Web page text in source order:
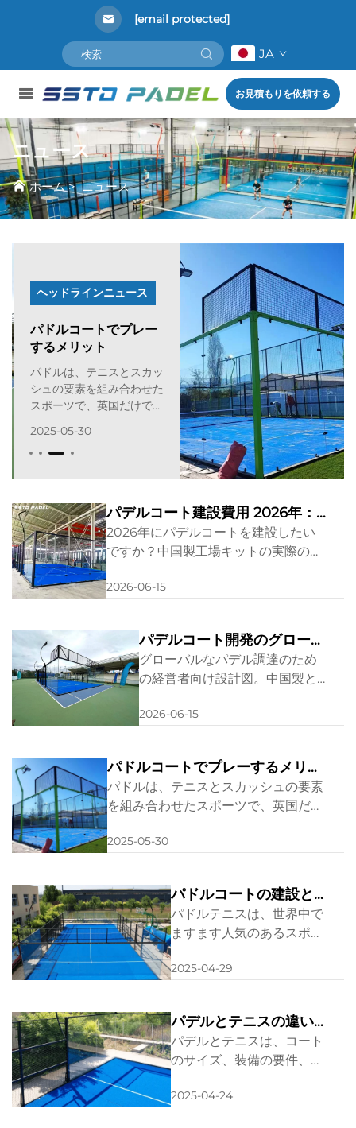
[email protected]
JA
お見積もりを依頼する
ニュース
ホーム>ニュース
ヘッドラインニュース
パドルコートでプレー
するメリット
パドルは、テニスとスカッ
シュの要素を組み合わせた
スポーツで、英国だけでな
まっています。すべての年
齢層の人々が、このスポー
ます。もしかすると、あな
たは「近くのパドルコー
ト」を探しているかもしれ
ません。
2025-05-30
パデルコート建設費用 2026年：
完全施工ガイド
2026年にパデルコートを建設したい
ですか？中国製工場キットの実際の費
費用（3万米ドル以上）を比較しまし
様をマスターし、ここでカスタマイズ
されたお見積りをご依頼ください！
2026-06-15
パデルコート開発のグローバ
ルガイド：建設前の許認可お
よびコンプライアンス
グローバルなパデル調達のため
の経営者向け設計図。中国製と
安全性仕様（12mmガラスおよ
サービスを活用して、カスタマ
イズされたお見積りをご取得く
ださい。
2026-06-15
パドルコートでプレーするメリッ
ト
パドルは、テニスとスカッシュの要素
を組み合わせたスポーツで、英国だけ
います。すべての年齢層の人々が、こ
多くの利点を発見しています。もしか
すると、あなたは「近くのパドルコー
ト」を探しているかもしれません。
2025-05-30
パドルコートの建設とメ
ンテナンス
パドルテニスは、世界中で
ますます人気のあるスポー
ラブにパドルコートを追加
ナンス方法を正しく理解す
ることが重要です - この簡
単なガイドがそのタスクに
2025-04-29
パデルとテニスの違いは
何ですか？
パデルとテニスは、コート
のサイズ、装備の要件、ル
で異なる2つのエキサイテ
2025-04-24